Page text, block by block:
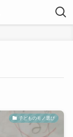
子どものモノ選び